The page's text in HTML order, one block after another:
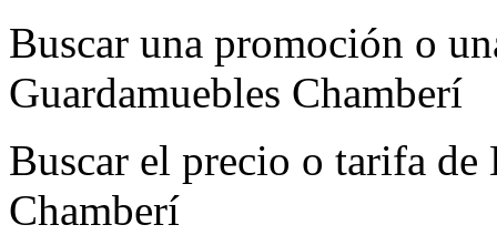
Buscar una promoción o
Guardamuebles Chamberí
Buscar el precio o tarifa de
Chamberí